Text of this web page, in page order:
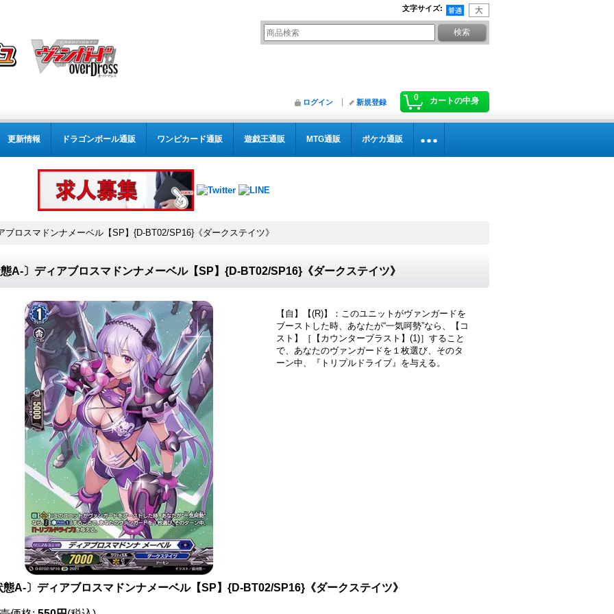
文字サイズ:
0 カートの中身
ログイン 新規登録
更新情報 ドラゴンボール通販 ワンピカード通販 遊戯王通販 MTG通販 ポケカ通販
ブロスマドンナメーベル【SP】{D-BT02/SP16}《ダークステイツ》
A-〕ディアブロスマドンナメーベル【SP】{D-BT02/SP16}《ダークステイツ》
【自】【(R)】：このユニットがヴァンガードを
ブーストした時、あなたが“一気呵勢”なら、【コ
スト】［【カウンターブラスト】(1)］すること
で、あなたのヴァンガードを１枚選び、そのタ
ーン中、『トリプルドライブ』を与える。
態A-〕ディアブロスマドンナメーベル【SP】{D-BT02/SP16}《ダークステイツ》